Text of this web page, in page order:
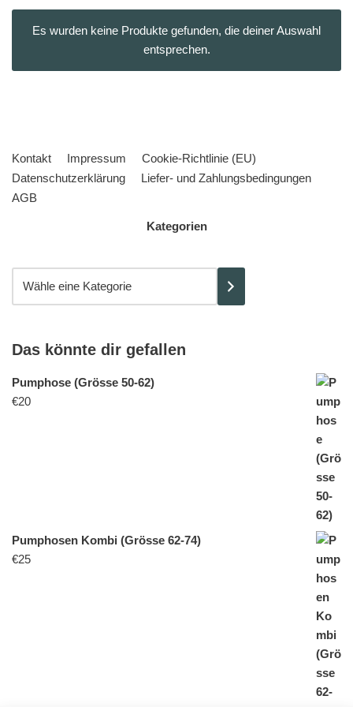
Es wurden keine Produkte gefunden, die deiner Auswahl
entsprechen.
Kontakt Impressum
Cookie-Richtlinie (EU)
Datenschutzerklärung
Liefer- und Zahlungsbedingungen
AGB
Kategorien
Das könnte dir gefallen
Pumphose (Grösse 50-62)
€20
Pumphosen Kombi (Grösse 62-74)
€25